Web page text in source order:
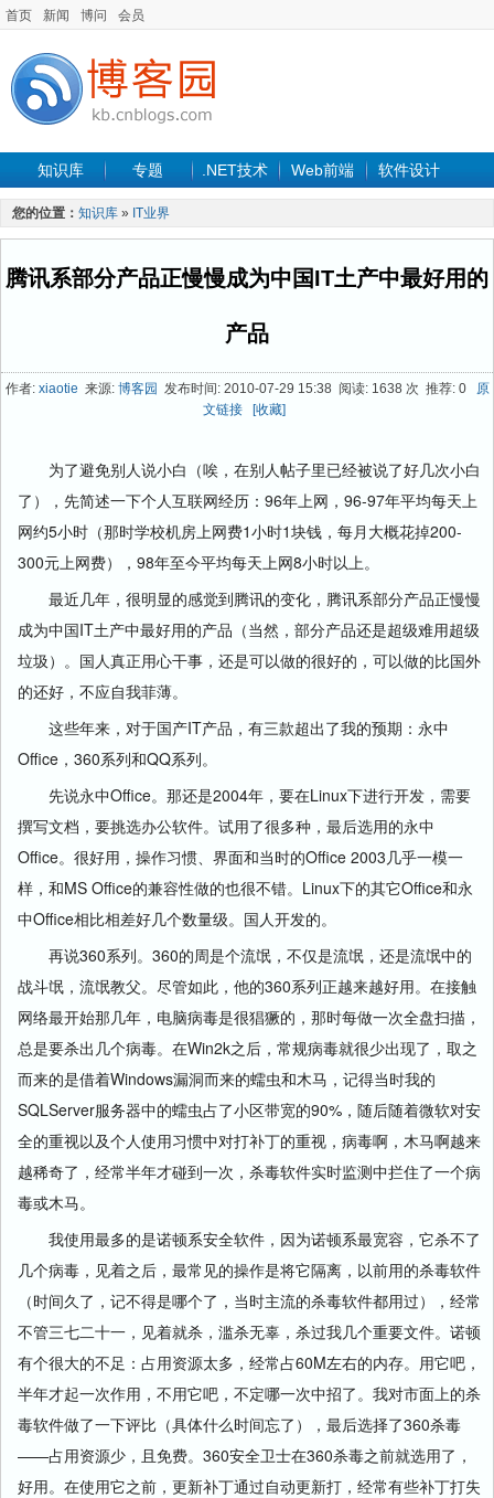
首页 新闻 博问 会员
知识库 专题 .NET技术 Web前端 软件设计
手机开发 软件工程
最新文章
您的位置： 知识库 » IT业界
腾讯系部分产品正慢慢成为中国IT土产中最好用的
产品
作者: xiaotie 来源: 博客园 发布时间: 2010-07-29 15:38 阅读: 1638 次 推荐: 0
原
文链接
[收藏]
为了避免别人说小白（唉，在别人帖子里已经被说了好几次小白
了），先简述一下个人互联网经历：96年上网，96-97年平均每天上
网约5小时（那时学校机房上网费1小时1块钱，每月大概花掉200-
300元上网费），98年至今平均每天上网8小时以上。
最近几年，很明显的感觉到腾讯的变化，腾讯系部分产品正慢慢
成为中国IT土产中最好用的产品（当然，部分产品还是超级难用超级
垃圾）。国人真正用心干事，还是可以做的很好的，可以做的比国外
的还好，不应自我菲薄。
这些年来，对于国产IT产品，有三款超出了我的预期：永中
Office，360系列和QQ系列。
先说永中Office。那还是2004年，要在Linux下进行开发，需要
撰写文档，要挑选办公软件。试用了很多种，最后选用的永中
Office。很好用，操作习惯、界面和当时的Office 2003几乎一模一
样，和MS Office的兼容性做的也很不错。Linux下的其它Office和永
中Office相比相差好几个数量级。国人开发的。
再说360系列。360的周是个流氓，不仅是流氓，还是流氓中的
战斗氓，流氓教父。尽管如此，他的360系列正越来越好用。在接触
网络最开始那几年，电脑病毒是很猖獗的，那时每做一次全盘扫描，
总是要杀出几个病毒。在Win2k之后，常规病毒就很少出现了，取之
而来的是借着Windows漏洞而来的蠕虫和木马，记得当时我的
SQLServer服务器中的蠕虫占了小区带宽的90%，随后随着微软对安
全的重视以及个人使用习惯中对打补丁的重视，病毒啊，木马啊越来
越稀奇了，经常半年才碰到一次，杀毒软件实时监测中拦住了一个病
毒或木马。
我使用最多的是诺顿系安全软件，因为诺顿系最宽容，它杀不了
几个病毒，见着之后，最常见的操作是将它隔离，以前用的杀毒软件
（时间久了，记不得是哪个了，当时主流的杀毒软件都用过），经常
不管三七二十一，见着就杀，滥杀无辜，杀过我几个重要文件。诺顿
有个很大的不足：占用资源太多，经常占60M左右的内存。用它吧，
半年才起一次作用，不用它吧，不定哪一次中招了。我对市面上的杀
毒软件做了一下评比（具体什么时间忘了），最后选择了360杀毒
——占用资源少，且免费。360安全卫士在360杀毒之前就选用了，
好用。在使用它之前，更新补丁通过自动更新打，经常有些补丁打失